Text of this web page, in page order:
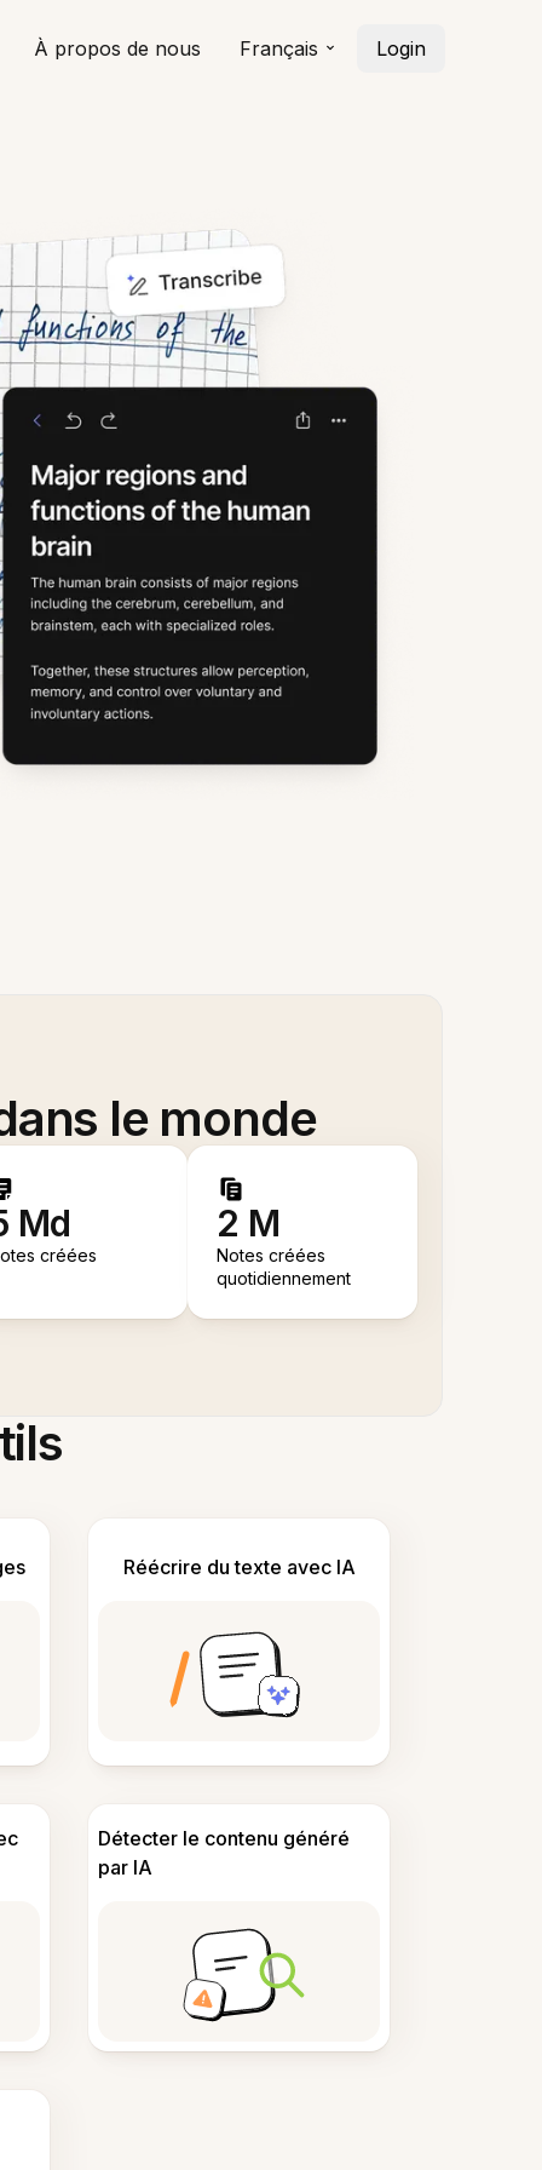
À propos de nous Français Login
le monde
Md
créées
2 M
Notes créées
quotidiennement
Réécrire du texte avec IA
Détecter le contenu généré
par IA